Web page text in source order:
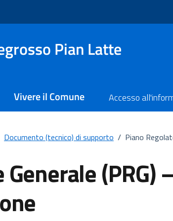
Pian Latte
Vivere il Comune Accesso
Documento (tecnico) di supporto / Piano
(PRG)